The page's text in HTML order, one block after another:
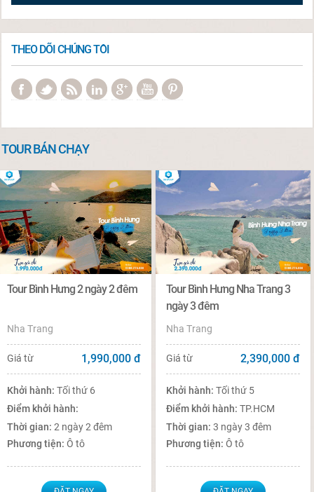
THEO DÕI CHÚNG TÔI
TOUR BÁN CHẠY
Tour Bình Hưng 2 ngày 2 đêm
Nha Trang
Giá từ 1,990,000 đ
Khởi hành:Tối thứ 6
Điểm khởi hành:
Thời gian:2 ngày 2 đêm
Phương tiện:Ô tô
Tour Bình Hưng Nha Trang 3
ngày 3 đêm
Nha Trang
Giá từ 2,390,000 đ
Khởi hành:Tối thứ 5
Điểm khởi hành:TP.HCM
Thời gian:3 ngày 3 đêm
Phương tiện:Ô tô